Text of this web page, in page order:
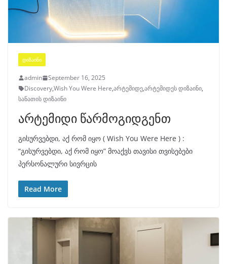
ᲓᲘᲖᲐᲘᲜᲘ
admin
September 16, 2025
Discovery,Wish You Were Here,არტემიდე,არტემიდეს დიზაინი,
სანათის დიზაინი
არტემიდი წარმოგიდგენთ
გისურვებდი, აქ რომ იყო ( Wish You Were Here ) :
“გისურვებდი, აქ რომ იყო” მოაქვს თავისი თვისებები
პერსონალური სივრცის
Read More